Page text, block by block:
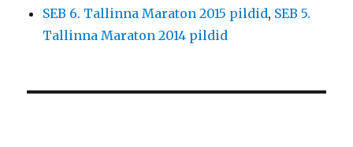
SEB 6. Tallinna Maraton 2015 pildid, SEB 5.
Tallinna Maraton 2014 pildid